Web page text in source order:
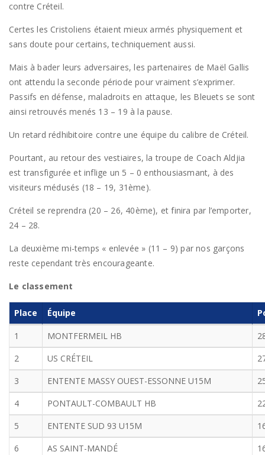
contre Créteil.
Certes les Cristoliens étaient mieux armés physiquement et
sans doute pour certains, techniquement aussi.
Mais à bader leurs adversaires, les partenaires de Maël Gallis
ont attendu la seconde période pour vraiment s’exprimer.
Passifs en défense, maladroits en attaque, les Bleuets se sont
ainsi retrouvés menés 13 – 19 à la pause.
Un retard rédhibitoire contre une équipe du calibre de Créteil.
Pourtant, au retour des vestiaires, la troupe de Coach Aldjia
est transfigurée et inflige un 5 – 0 enthousiasmant, à des
visiteurs médusés (18 – 19, 31ème).
Créteil se reprendra (20 – 26, 40ème), et finira par l’emporter,
24 – 28.
La deuxième mi-temps « enlevée » (11 – 9) par nos garçons
reste cependant très encourageante.
Le classement
Place Équipe
1 MONTFERMEIL HB
2
US CRÉTEIL
3
ENTENTE MASSY OUEST-ESSONNE U15M
4
PONTAULT-COMBAULT HB
5
ENTENTE SUD 93 U15M
6
AS SAINT-MANDÉ